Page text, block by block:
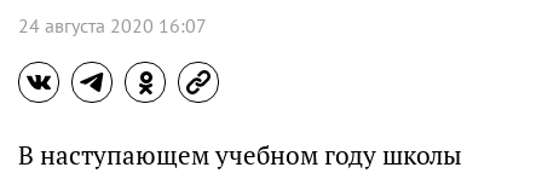
24 августа 2020 16:07
В наступающем учебном году школы